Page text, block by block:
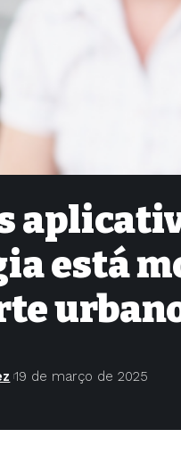
está
19 de março de 2025